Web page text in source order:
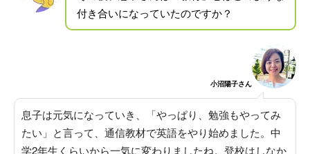
付き合いになっていたのですか？
小沼陽子さん
息子は元気になっていき、「やっぱり、勉強もやってみ
たい」と言って、通信教材で英語をやり始めました。中
学2年生くらいから一気に変わりましたね。登校はしなか